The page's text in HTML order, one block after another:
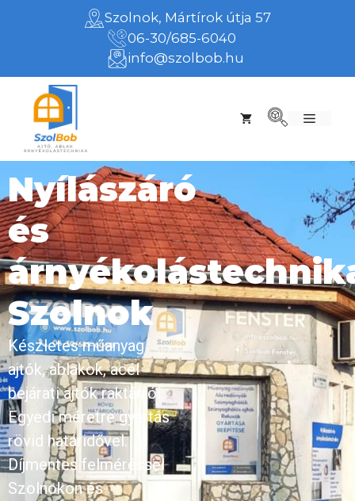
Szolnok, Mártírok útja 57
06-30/685-6040
info@szolbob.hu
Nyílászáró
és
Szolnok
Készletes műanyag
ajtók, ablakok, acél
bejárati ajtók raktárról.
Egyedi méretre gyártás
rövid határidővel.
Díjmentes felméréssel
Szolnokon és